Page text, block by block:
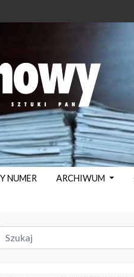
NUMER ARCHIWUM